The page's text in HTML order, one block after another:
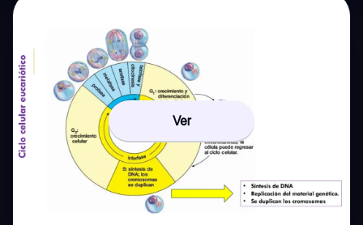
Ver